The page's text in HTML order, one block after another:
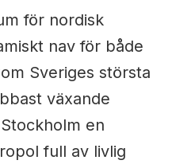
för nordisk
nav för både
Sveriges största
växande
en
full av livlig